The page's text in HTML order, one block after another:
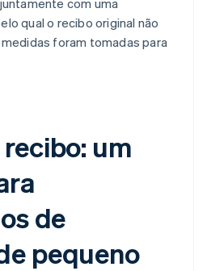
com uma
qual o recibo original não
foram tomadas para
um
de
pequeno